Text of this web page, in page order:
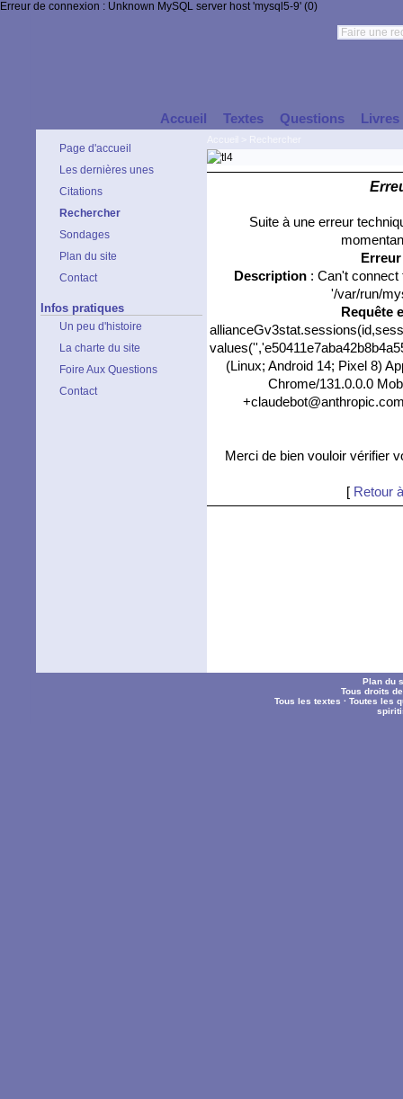
Erreur de connexion : Unknown MySQL server host 'mysql5-9' (0)
Accueil Textes Questions Livres
Page d'accueil
Les dernières unes
Citations
Rechercher
Sondages
Plan du site
Contact
Infos pratiques
Un peu d'histoire
La charte du site
Foire Aux Questions
Contact
Suite à une erreur
Description: Can't connect
'/var/run/
Requête
(Linux; Android 14; Pixel 8)
Chrome/131.0.0.0
Merci de bien vouloir vérifier
[ Retour
Plan du
Tous droits
Tous les textes ·Toutes les